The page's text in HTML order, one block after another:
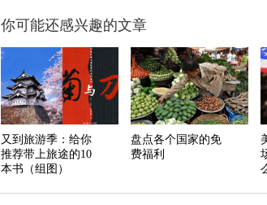
你可能还感兴趣的文章
又到旅游季：给你
推荐带上旅途的10
本书（组图）
盘点各个国家的免
费福利